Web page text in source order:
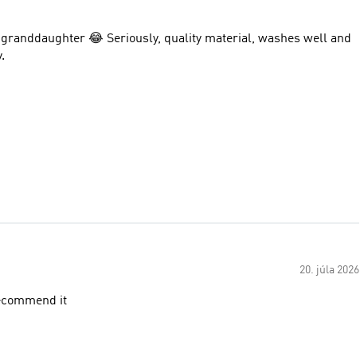
😂 Seriously, quality material, washes well and
20. júla 2026
it